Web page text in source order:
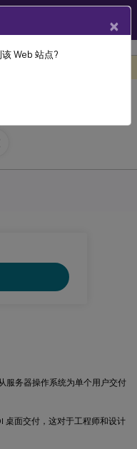
服务器操作系统为单个用户交付
桌面交付，这对于工程师和设计
×
Web 站点?